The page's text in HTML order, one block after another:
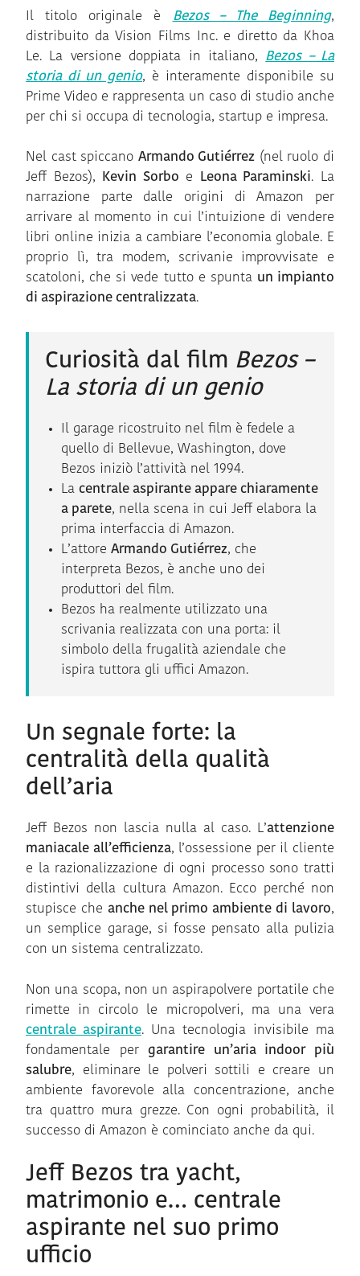
Il titolo originale è Bezos – The Beginning,
distribuito da Vision Films Inc. e diretto da Khoa
Le. La versione doppiata in italiano, Bezos – La
storia di un genio, è interamente disponibile su
Prime Video e rappresenta un caso di studio anche
per chi si occupa di tecnologia, startup e impresa.
Nel cast spiccano Armando Gutiérrez (nel ruolo di
Jeff Bezos),
Kevin Sorbo e Leona Paraminski. La
narrazione parte dalle origini di Amazon per
arrivare al momento in cui l’intuizione di vendere
libri online inizia a cambiare l’economia globale. E
proprio lì, tra modem, scrivanie improvvisate e
scatoloni, che si vede tutto e spunta un impianto
di aspirazione centralizzata.
Curiosità dal film Bezos –
La storia di un genio
Il garage ricostruito nel film è fedele a
quello di Bellevue, Washington, dove
Bezos iniziò l’attività nel 1994.
La centrale aspirante appare chiaramente
a parete, nella scena in cui Jeff elabora la
prima interfaccia di Amazon.
L’attore Armando Gutiérrez, che
interpreta Bezos, è anche uno dei
produttori del film.
Bezos ha realmente utilizzato una
scrivania realizzata con una porta: il
simbolo della frugalità aziendale che
ispira tuttora gli uffici Amazon.
Un segnale forte: la
centralità della qualità
dell’aria
Jeff Bezos non lascia nulla al caso. L’attenzione
maniacale all’efficienza, l’ossessione per il cliente
e la razionalizzazione di ogni processo sono tratti
distintivi della cultura Amazon. Ecco perché non
stupisce che anche nel primo ambiente di lavoro,
un semplice garage, si fosse pensato alla pulizia
con un sistema centralizzato.
Non una scopa, non un aspirapolvere portatile che
rimette in circolo le micropolveri, ma una vera
centrale aspirante. Una tecnologia invisibile ma
fondamentale pergarantire un’aria indoor più
salubre, eliminare le polveri sottili e creare un
ambiente favorevole alla concentrazione, anche
tra quattro mura grezze. Con ogni probabilità, il
successo di Amazon è cominciato anche da qui.
Jeff Bezos tra yacht,
matrimonio e… centrale
aspirante nel suo primo
ufficio